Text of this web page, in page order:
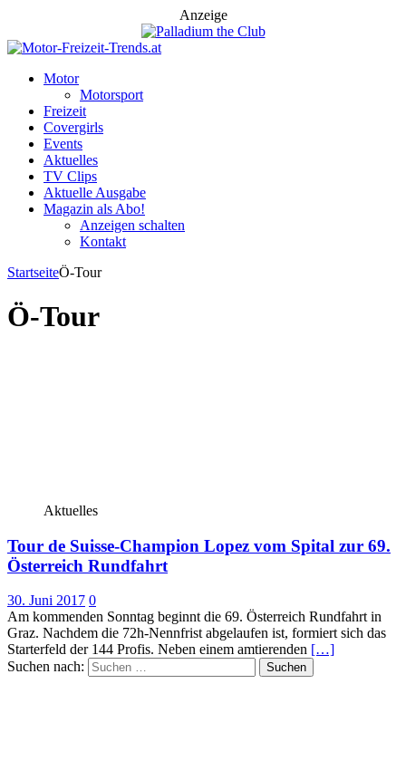
Anzeige
Motor
Motorsport
Freizeit
Covergirls
Events
Aktuelles
TV Clips
Aktuelle Ausgabe
Magazin als Abo!
Anzeigen schalten
Kontakt
StartseiteÖ-Tour
Ö-Tour
Aktuelles
Tour de Suisse-Champion Lopez vom Spital zur 69.
Österreich Rundfahrt
30. Juni 2017 0
Am kommenden Sonntag beginnt die 69. Österreich Rundfahrt in
Graz. Nachdem die 72h-Nennfrist abgelaufen ist, formiert sich das
Starterfeld der 144 Profis. Neben einem amtierenden […]
Suchen nach: